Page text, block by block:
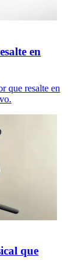
en
que resalte en
que